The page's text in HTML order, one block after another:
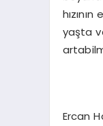
yaşta
Ercan